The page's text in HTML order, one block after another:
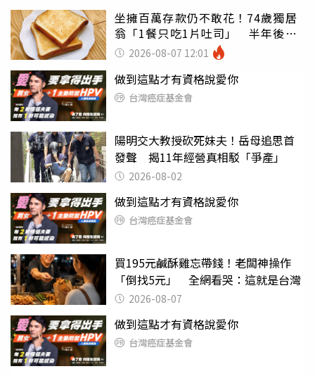
坐擁百萬存款仍不敢花！74歲獨居
翁「1餐只吃1片吐司」 半年後暴
瘦嚇壞女兒
2026-08-07 12:01
做到這點才有資格說愛你
台灣癌症基金會
陽明交大教授砍死妹夫！岳母追思首
發聲 揭11年經營真相駁「爭產」
2026-08-02
做到這點才有資格說愛你
台灣癌症基金會
買195元鹹酥雞忘帶錢！老闆神操作
「倒找5元」 全網看哭：這就是台灣
2026-08-07
做到這點才有資格說愛你
台灣癌症基金會